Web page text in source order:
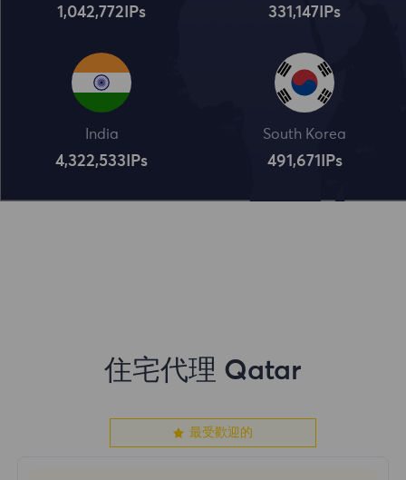
1,042,773 IPs 331,148 IPs
India
4,322,534 IPs
South Korea
491,672 IPs
住宅代理 Qatar
最受歡迎的